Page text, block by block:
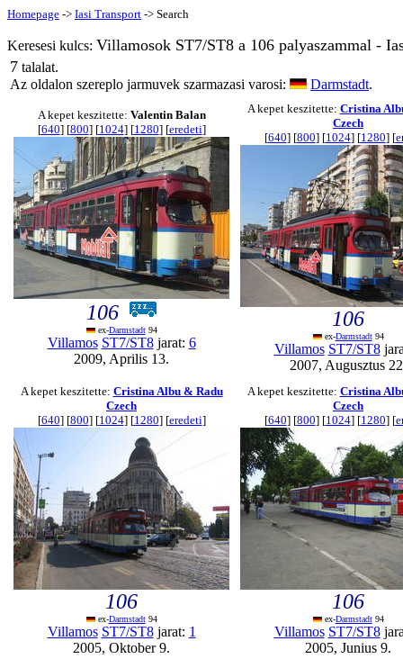
Homepage -> Iasi Transport -> Search
Keresesi kulcs: Villamosok ST7/ST8 a 106 palyaszammal -
7 talalat.
Az oldalon szereplo jarmuvek szarmazasi varosi:
Darmstadt.
A kepet keszitette: Valentin Balan
[640] [800] [1024] [1280] [eredeti]
106
ex-Darmstadt94
Villamos ST7/ST8jarat: 6
2009, Aprilis 13.
A kepet keszitette: Cristina
Czech
[640] [800] [1024] [1280] [
106
ex-Darmstadt94
Villamos ST7/ST8
2007, Augusztus
A kepet keszitette: Cristina Albu & Radu
Czech
[640] [800] [1024] [1280] [eredeti]
106
ex-Darmstadt94
Villamos ST7/ST8jarat: 1
2005, Oktober 9.
A kepet keszitette: Cristina
Czech
[640] [800] [1024] [1280] [
106
ex-Darmstadt94
Villamos ST7/ST8
2005, Junius 9.